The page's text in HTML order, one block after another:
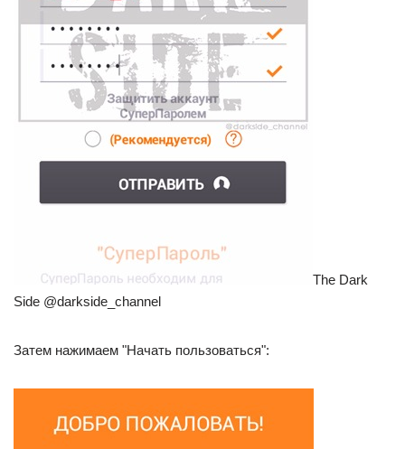
The Dark
Side @darkside_channel
Затем нажимаем "Начать пользоваться":